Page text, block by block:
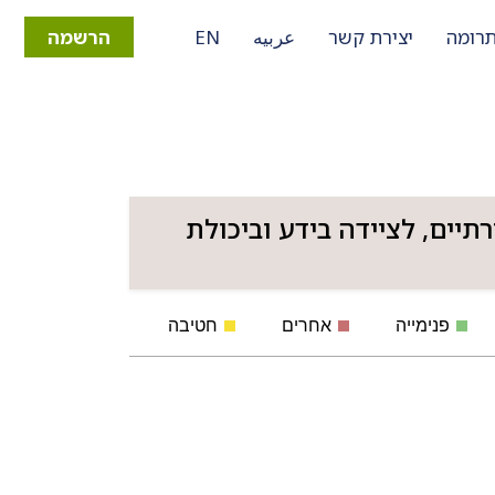
תרומה יצירת קשר عربيه EN הרשמה
לציידה בידע וביכולת
פנימייה אחרים חטיבה